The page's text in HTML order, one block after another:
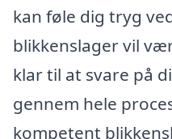
kan føle dig tryg
blikkenslager vil
klar til at svare på
gennem hele
kompetent